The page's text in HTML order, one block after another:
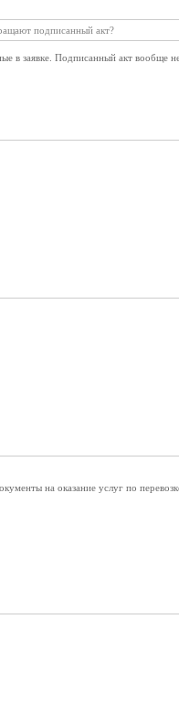
подписанный акт?
в заявке. Подписанный акт вообще
на оказание услуг по